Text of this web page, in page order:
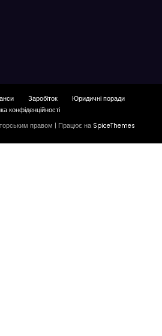
Заробіток
Юридичні поради
конфіденційності
правом | Працює на SpiceThemes